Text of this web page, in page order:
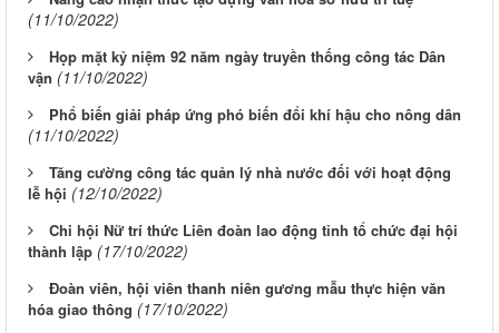
(11/10/2022)
Họp mặt kỷ niệm 92 năm ngày truyền thống công tác Dân
vận (11/10/2022)
Phổ biến giải pháp ứng phó biến đổi khí hậu cho nông dân
(11/10/2022)
Tăng cường công tác quản lý nhà nước đối với hoạt động
lễ hội (12/10/2022)
Chi hội Nữ trí thức Liên đoàn lao động tỉnh tổ chức đại hội
thành lập (17/10/2022)
Đoàn viên, hội viên thanh niên gương mẫu thực hiện văn
hóa giao thông (17/10/2022)